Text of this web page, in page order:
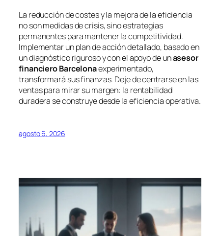
La reducción de costes y la mejora de la eficiencia
no son medidas de crisis, sino estrategias
permanentes para mantener la competitividad.
Implementar un plan de acción detallado, basado en
un diagnóstico riguroso y con el apoyo de unasesor
financiero Barcelonaexperimentado,
transformará sus finanzas. Deje de centrarse en las
ventas para mirar su margen: la rentabilidad
duradera se construye desde la eficiencia operativa.
agosto 6, 2026